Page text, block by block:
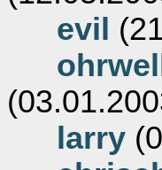
evil
ohrwell
larry